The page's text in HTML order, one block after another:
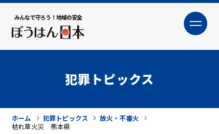
みんなで守ろう！地域の安全
大
犯罪トピックス
ホーム 犯罪トピックス
放火・不審火
枯れ草火災 熊本県